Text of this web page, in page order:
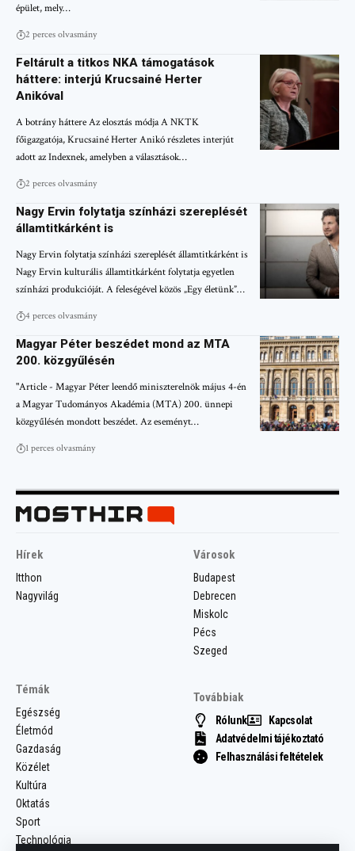
épület, mely…
2 perces olvasmány
Feltárult a titkos NKA támogatások
háttere: interjú Krucsainé Herter
Anikóval
A botrány háttere Az elosztás módja A NKTK
főigazgatója, Krucsainé Herter Anikó részletes interjút
adott az Indexnek, amelyben a választások…
2 perces olvasmány
Nagy Ervin folytatja színházi szereplését
államtitkárként is
Nagy Ervin folytatja színházi szereplését államtitkárként is
Nagy Ervin kulturális államtitkárként folytatja egyetlen
színházi produkcióját. A feleségével közös „Egy életünk”…
4 perces olvasmány
Magyar Péter beszédet mond az MTA
200. közgyűlésén
"Article - Magyar Péter leendő miniszterelnök május 4-én
a Magyar Tudományos Akadémia (MTA) 200. ünnepi
közgyűlésén mondott beszédet. Az eseményt…
1 perces olvasmány
Hírek
Itthon
Nagyvilág
Városok
Budapest
Debrecen
Miskolc
Pécs
Szeged
Témák
Egészség
Életmód
Gazdaság
Közélet
Kultúra
Oktatás
Sport
Technológia
Továbbiak
Rólunk
Kapcsolat
Adatvédelmi tájékoztató
Felhasználási feltételek